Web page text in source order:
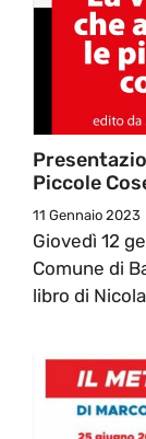
Piccole
11 Gennaio 2023
Giovedì 12
Comune di
libro di